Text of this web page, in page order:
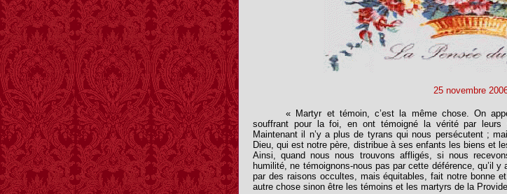
25 novembre
« Martyr et témoin, c’est la même chose. On
souffrant pour la foi, en ont témoigné la vérité par leurs
Maintenant il n’y a plus de tyrans qui nous persécutent ;
Dieu, qui est notre père, distribue à ses enfants les biens et
Ainsi, quand nous nous trouvons affligés, si nous
humilité, ne témoignons-nous pas par cette déférence, qu’il
par des raisons occultes, mais équitables, fait notre bonne
autre chose sinon être les témoins et les martyrs de la